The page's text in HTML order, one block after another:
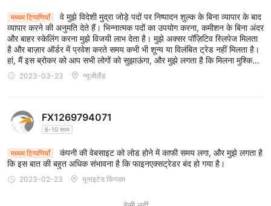
मध्यम टिप्पणियाँ
वे मुझे विदेशी मुद्रा जोड़े पदों पर निष्पादन शुल्क के बिना व्यापार के बाद
व्यापार करने की अनुमति देते हैं। भिन्नात्मक पदों का उपयोग करना, कमीशन के बिना अंदर
और बाहर स्केलिंग करना मुझे विजयी लाभ देता है। मुझे अक्सर पॉज़िटिव स्लिपेज मिलता
है और बाज़ार ऑर्डर में प्रवेश करते समय कभी भी शून्य या विलंबित ट्रेड नहीं मिलता है।
हां, मैं इस ब्रोकर को आप सभी लोगों को सुझाऊंगा, और मुझे लगता है कि मिलना मुश्किल
है। बस इसे याद मत करो।
2023-03-23 न्यूजीलैंड
FX1269794071
6-10 साल
मध्यम टिप्पणियाँ
कंपनी की वेबसाइट को लोड होने में काफी समय लगा, और मुझे लगता है
कि इस बात की बहुत अधिक संभावना है कि फाइनएक्सट्रेडर बंद हो गया है।
2023-02-23 यूनाइटेड किंगडम